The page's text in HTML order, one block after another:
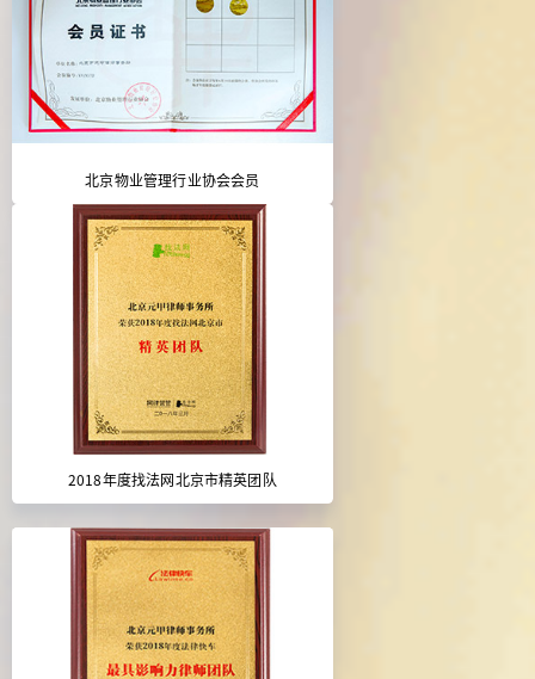
北京物业管理行业协会会员
2018年度找法网北京市精英团队